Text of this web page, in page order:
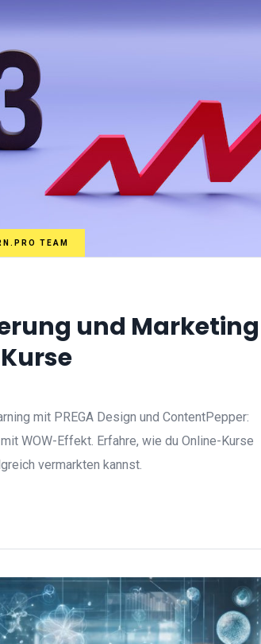
TEAM
und Marketing
mit PREGA Design und ContentPepper:
WOW-Effekt. Erfahre, wie du Online-Kurse
vermarkten kannst.